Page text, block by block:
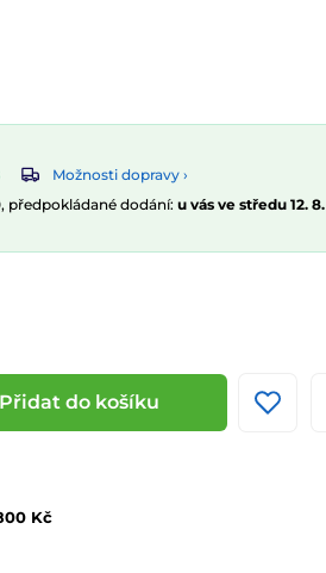
Možnosti dopravy ›
předpokládané dodání: u vás ve středu 12. 8.
Přidat do košíku
Kč